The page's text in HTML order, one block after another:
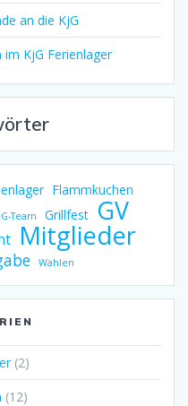
an die KjG
KjG Ferienlager
Flammkuchen
Team Grillfest GV
Mitglieder
Wahlen
(2)
(12)